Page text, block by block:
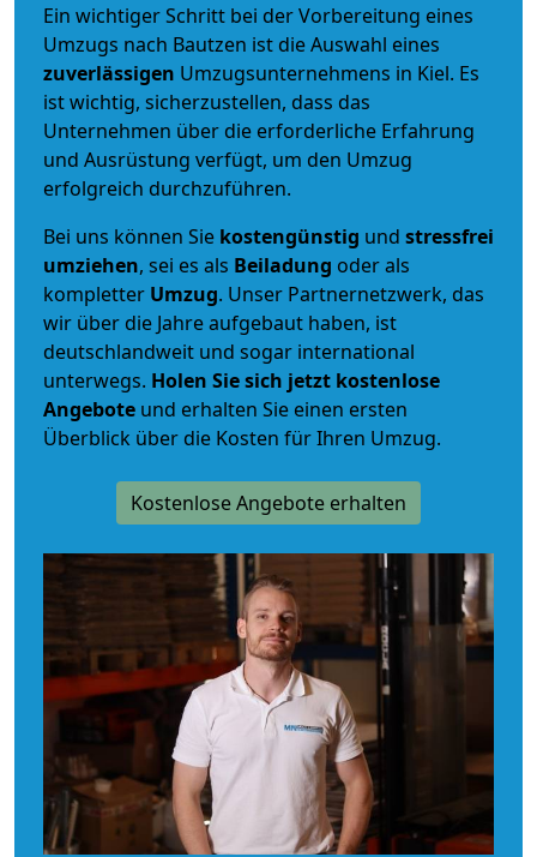
Ein wichtiger Schritt bei der Vorbereitung eines
Umzugs nach Bautzen ist die Auswahl eines
zuverlässigen Umzugsunternehmens in Kiel. Es
ist wichtig, sicherzustellen, dass das
Unternehmen über die erforderliche Erfahrung
und Ausrüstung verfügt, um den Umzug
erfolgreich durchzuführen.
Bei uns können Sie kostengünstig und stressfrei
umziehen, sei es als Beiladung oder als
kompletter Umzug. Unser Partnernetzwerk, das
wir über die Jahre aufgebaut haben, ist
deutschlandweit und sogar international
unterwegs. Holen Sie sich jetzt kostenlose
Angebote und erhalten Sie einen ersten
Überblick über die Kosten für Ihren Umzug.
Kostenlose Angebote erhalten